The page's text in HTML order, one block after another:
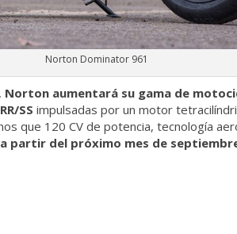
Norton Dominator 961
Norton aumentará su gama de
SS impulsadas por un motor
que 120 CV de potencia, tecnología
partir del próximo mes de